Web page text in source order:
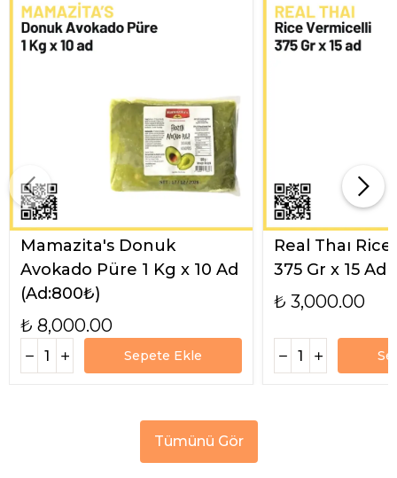
Mamazita's Donuk
Avokado Püre 1 Kg x 10 Ad
(Ad:800₺)
₺ 8,000.00
Sepete Ekle
Real Thaı
375 Gr x 15 Ad
₺ 3,000.00
Tümünü Gör